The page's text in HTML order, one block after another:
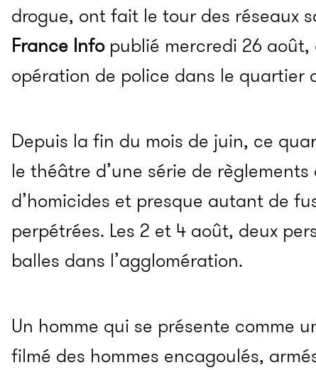
drogue, ont fait le tour des réseaux
France Infopublié mercredi 26
opération de police dans le quartier
Depuis la fin du mois de juin, ce
le théâtre d’une série de
d’homicides et presque autant de
perpétrées. Les 2 et 4 août, deux
balles dans l’agglomération.
Un homme qui se présente comme
filmé des hommes encagoulés,